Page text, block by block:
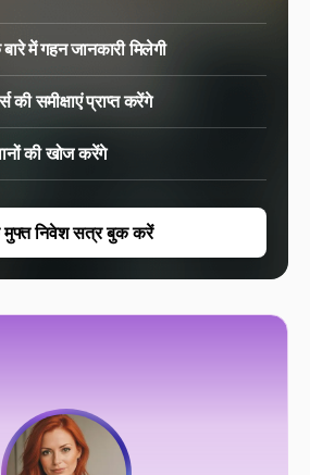
में गहन जानकारी मिलेगी
समीक्षाएं प्राप्त करेंगे
की खोज करेंगे
निवेश सत्र बुक करें